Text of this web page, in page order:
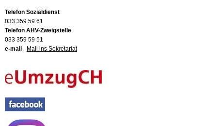
Telefon Sozialdienst
033 359 59 61
Telefon AHV-Zweigstelle
033 359 59 51
e-mail - Mail ins Sekretariat